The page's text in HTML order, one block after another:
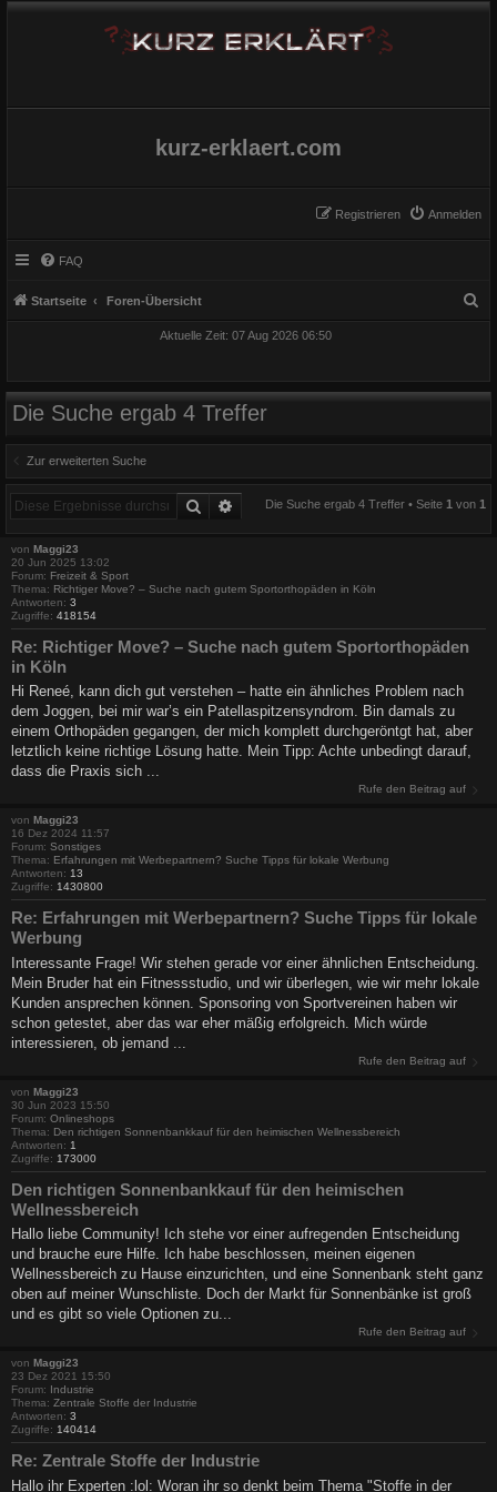
kurz-erklaert.com
Anmelden
Registrieren
FAQ
Startseite Foren-Übersicht
Aktuelle Zeit: 07 Aug 2026 06:50
Die Suche ergab 4 Treffer
Zur erweiterten Suche
Suche Erweiterte Suche
Die Suche ergab 4 Treffer • Seite 1von 1
von Maggi23
20 Jun 2025 13:02
Forum: Freizeit & Sport
Thema: Richtiger Move? – Suche nach gutem Sportorthopäden in Köln
Antworten: 3
Zugriffe: 418154
Re: Richtiger Move? – Suche nach gutem Sportorthopäden
in Köln
Hi Reneé, kann dich gut verstehen – hatte ein ähnliches Problem nach
dem Joggen, bei mir war’s ein Patellaspitzensyndrom. Bin damals zu
einem Orthopäden gegangen, der mich komplett durchgeröntgt hat, aber
letztlich keine richtige Lösung hatte. Mein Tipp: Achte unbedingt darauf,
dass die Praxis sich ...
Rufe den Beitrag auf
von Maggi23
16 Dez 2024 11:57
Forum: Sonstiges
Thema: Erfahrungen mit Werbepartnern? Suche Tipps für lokale Werbung
Antworten: 13
Zugriffe: 1430800
Re: Erfahrungen mit Werbepartnern? Suche Tipps für lokale
Werbung
Interessante Frage! Wir stehen gerade vor einer ähnlichen Entscheidung.
Mein Bruder hat ein Fitnessstudio, und wir überlegen, wie wir mehr lokale
Kunden ansprechen können. Sponsoring von Sportvereinen haben wir
schon getestet, aber das war eher mäßig erfolgreich. Mich würde
interessieren, ob jemand ...
Rufe den Beitrag auf
von Maggi23
30 Jun 2023 15:50
Forum: Onlineshops
Thema: Den richtigen Sonnenbankkauf für den heimischen Wellnessbereich
Antworten: 1
Zugriffe: 173000
Den richtigen Sonnenbankkauf für den heimischen
Wellnessbereich
Hallo liebe Community! Ich stehe vor einer aufregenden Entscheidung
und brauche eure Hilfe. Ich habe beschlossen, meinen eigenen
Wellnessbereich zu Hause einzurichten, und eine Sonnenbank steht ganz
oben auf meiner Wunschliste. Doch der Markt für Sonnenbänke ist groß
und es gibt so viele Optionen zu...
Rufe den Beitrag auf
von Maggi23
23 Dez 2021 15:50
Forum:
Industrie
Thema: Zentrale Stoffe der Industrie
Antworten: 3
Zugriffe: 140414
Re: Zentrale Stoffe der Industrie
Hallo ihr Experten :lol: Woran ihr so denkt beim Thema "Stoffe in der